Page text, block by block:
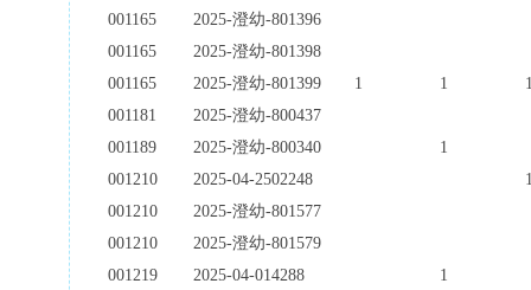
001165
2025-澄幼-801396
001165
2025-澄幼-801398
001165
2025-澄幼-801399 1 1
001181
2025-澄幼-800437
001189
2025-澄幼-800340
1
001210
2025-04-2502248
001210
2025-澄幼-801577
001210
2025-澄幼-801579
001219
2025-04-014288
1